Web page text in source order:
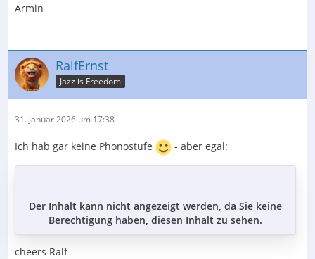
Armin
RalfErnst
Jazz is Freedom
31. Januar 2026 um 17:38
Ich hab gar keine Phonostufe - aber egal:
Der Inhalt kann nicht angezeigt werden, da Sie keine
Berechtigung haben, diesen Inhalt zu sehen.
cheers Ralf